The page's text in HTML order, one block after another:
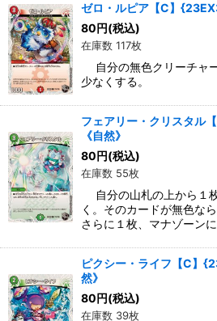
ゼロ・ルピア【C】
80 円(税込)
在庫数 117枚
自分の無色クリーチャ
少なくする。
フェアリー・クリスタル
《自然》
80 円(税込)
在庫数 55枚
自分の山札の上から１
く。そのカードが無色な
さらに１枚、マナゾーンに
ピクシー・ライフ【C】
然》
80 円(税込)
在庫数 39枚